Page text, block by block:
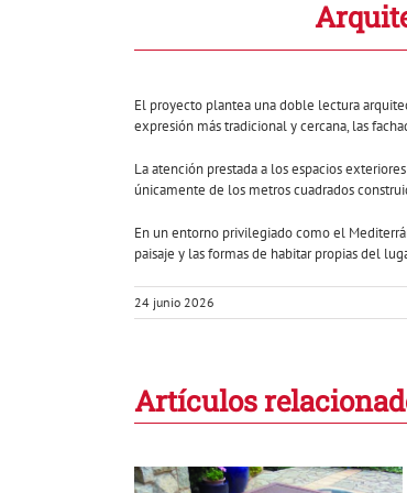
El proyecto plantea una doble lectura
expresión más tradicional y cercana, las
La atención prestada a los espacios
únicamente de los metros cuadrados
En un entorno privilegiado como el
paisaje y las formas de habitar propias del
24 junio 2026
Artículos